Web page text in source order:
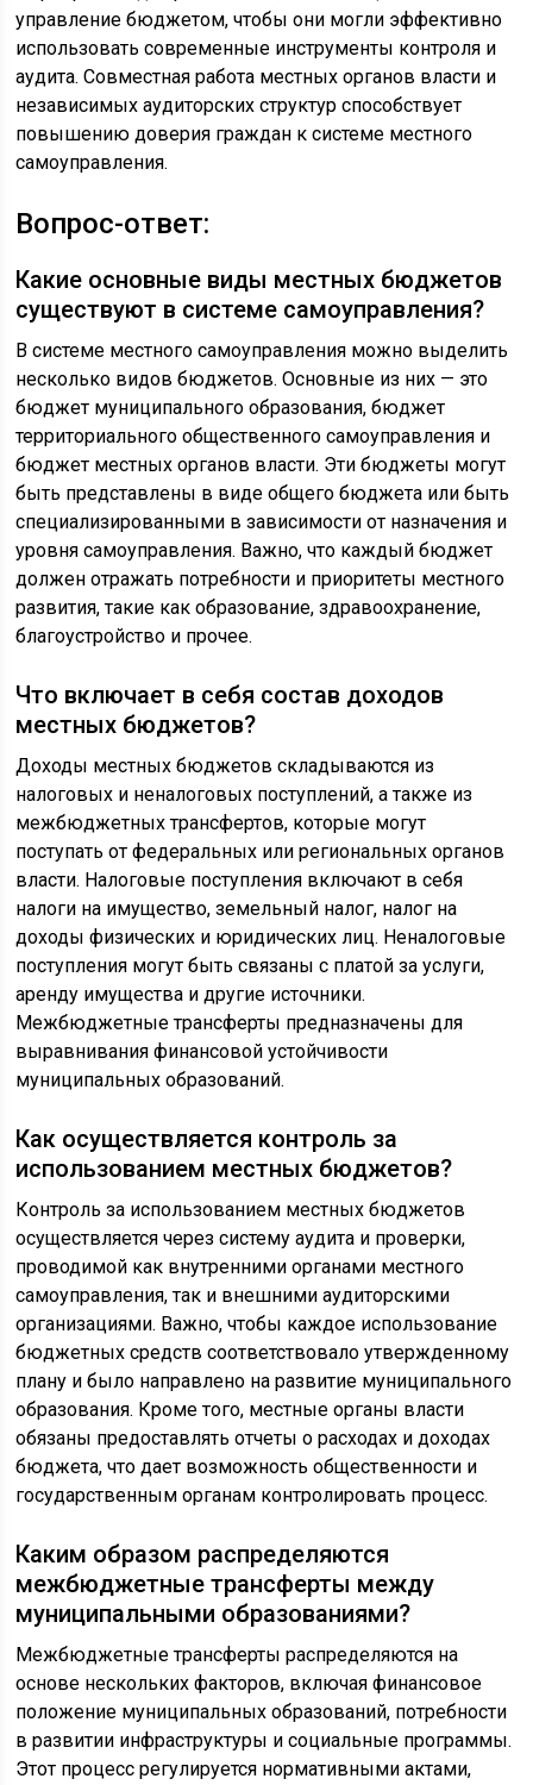
управление бюджетом, чтобы они могли эффективно
использовать современные инструменты контроля и
аудита. Совместная работа местных органов власти и
независимых аудиторских структур способствует
повышению доверия граждан к системе местного
самоуправления.
Вопрос-ответ:
Какие основные виды местных бюджетов
существуют в системе самоуправления?
В системе местного самоуправления можно выделить
несколько видов бюджетов. Основные из них — это
бюджет муниципального образования, бюджет
территориального общественного самоуправления и
бюджет местных органов власти. Эти бюджеты могут
быть представлены в виде общего бюджета или быть
специализированными в зависимости от назначения и
уровня самоуправления. Важно, что каждый бюджет
должен отражать потребности и приоритеты местного
развития, такие как образование, здравоохранение,
благоустройство и прочее.
Что включает в себя состав доходов
местных бюджетов?
Доходы местных бюджетов складываются из
налоговых и неналоговых поступлений, а также из
межбюджетных трансфертов, которые могут
поступать от федеральных или региональных органов
власти. Налоговые поступления включают в себя
налоги на имущество, земельный налог, налог на
доходы физических и юридических лиц. Неналоговые
поступления могут быть связаны с платой за услуги,
аренду имущества и другие источники.
Межбюджетные трансферты предназначены для
выравнивания финансовой устойчивости
муниципальных образований.
Как осуществляется контроль за
использованием местных бюджетов?
Контроль за использованием местных бюджетов
осуществляется через систему аудита и проверки,
проводимой как внутренними органами местного
самоуправления, так и внешними аудиторскими
организациями. Важно, чтобы каждое использование
бюджетных средств соответствовало утвержденному
плану и было направлено на развитие муниципального
образования. Кроме того, местные органы власти
обязаны предоставлять отчеты о расходах и доходах
бюджета, что дает возможность общественности и
государственным органам контролировать процесс.
Каким образом распределяются
межбюджетные трансферты между
муниципальными образованиями?
Межбюджетные трансферты распределяются на
основе нескольких факторов, включая финансовое
положение муниципальных образований, потребности
в развитии инфраструктуры и социальные программы.
Этот процесс регулируется нормативными актами,